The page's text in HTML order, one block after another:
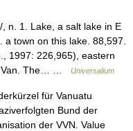
n. 1. Lake, a salt lake in E
town on this lake. 88,597.
1997: 226,965), eastern
Van. The… …
Universalium
für Vanuatu
Bund der
der VVN. Value